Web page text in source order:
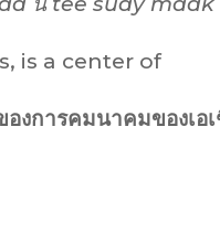
is a center of
งการคมนาคมของเอ